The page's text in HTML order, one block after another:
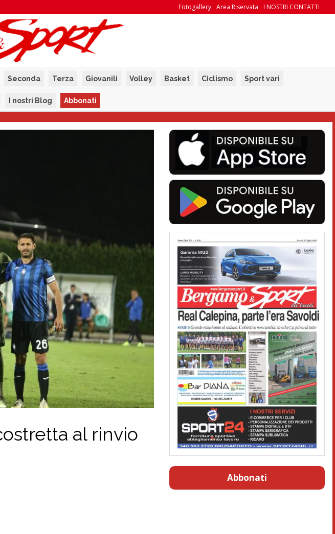
I NOSTRI CONTATTI
Area Riservata
Fotogallery
Seconda Terza Giovanili Volley Basket Ciclismo Sport vari
I nostri Blog Abbonati
al rinvio
Abbonati